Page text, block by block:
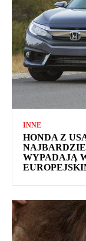
INNE
HONDA Z
WYPADAJĄ